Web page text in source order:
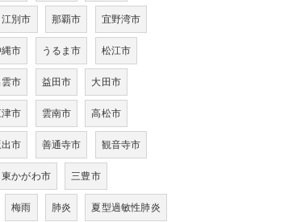
江別市 那覇市 宜野湾市
市 うるま市 松江市
市 益田市 大田市
市 雲南市 高松市
市 善通寺市 観音寺市
東かがわ市 三豊市
梅雨 肺炎 夏型過敏性肺炎